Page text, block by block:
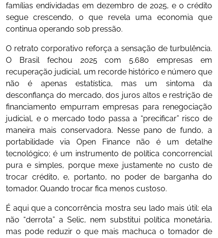
famílias endividadas em dezembro de 2025, e o crédito
segue crescendo, o que revela uma economia que
continua operando sob pressão.
O retrato corporativo reforça a sensação de turbulência.
O Brasil fechou 2025 com 5.680 empresas em
recuperação judicial, um recorde histórico e número que
não é apenas estatística, mas um sintoma da
desconfiança do mercado, dos juros altos e restrição de
financiamento empurram empresas para renegociação
judicial, e o mercado todo passa a “precificar” risco de
maneira mais conservadora. Nesse pano de fundo, a
portabilidade via Open Finance não é um detalhe
tecnológico; é um instrumento de política concorrencial
pura e simples, porque mexe justamente no custo de
trocar crédito, e, portanto, no poder de barganha do
tomador. Quando trocar fica menos custoso.
É aqui que a concorrência mostra seu lado mais útil: ela
não “derrota” a Selic, nem substitui política monetária,
mas pode reduzir o que mais machuca o tomador de